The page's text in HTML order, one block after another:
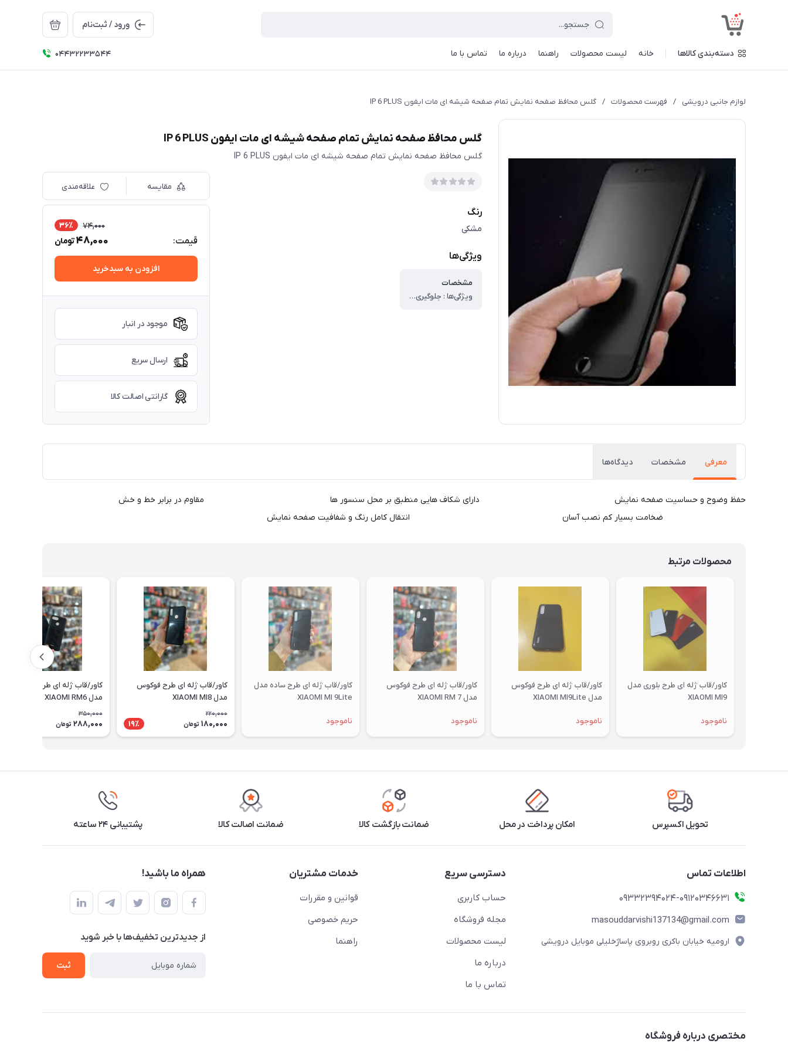
ورود / ثبت‌نام
دسته‌بندی کالاها خانه لیست محصولات راهنما درباره ما تماس با ما 04432233544
لوازم جانبی درویشی / فهرست محصولات / گلس محافظ صفحه نمایش تمام صفحه شیشه ای مات ایفون IP 6 PLUS
گلس محافظ صفحه نمایش تمام صفحه شیشه ای مات ایفون IP 6 PLUS
گلس محافظ صفحه نمایش تمام صفحه شیشه ای مات ایفون IP 6 PLUS
رنگ
مشکی
ویژگی‌ها
مشخصات
ویژگی‌ها : جلوگیری از ایجاد خط و خش ، قابلیت‌های مقاومتی : مقاوم در برابر ضربه ، مشخصات دیگر : ، -عدم جذب اثر انگشت -تاچ روان ، (بدون تاثیر گذاری بر حساسیت تاچ) - دارای وضوح و شفافیت بالا - حفظ کیفیت تصاویر - ساخته شده از شیشه تمپرد شده -قابلیت نظافت راحت (با یک دستمال به راحتی پاک میشود) - مقاوم در برابر قطرات آب و عرق دست - دارای درجه سختی ۹H - دارای حاشیه های رنگی - تمامی قسمت های صفحه را پوشش میدهد -فول چسب ( تمامی قسمت های صفحه دارای چسب می باشد) ، ضخامت : ۰.۲ ، دارای محافظ برای قسمت : جلو (صفحه نمایش)
مقایسه علاقه‌مندی
قیمت:
74,000 36٪
48,000تومان
افزودن به سبدخرید
موجود در انبار
ارسال سریع
گارانتی اصالت کالا
معرفی مشخصات دیدگاه‌ها
حفظ وضوح و حساسیت صفحه نمایش دارای شکاف هایی منطبق بر محل سنسور ها مقاوم در برابر خط و خش
ضخامت بسیار کم نصب آسان انتقال کامل رنگ و شفافیت صفحه نمایش
محصولات مرتبط
کاور/قاب ژله ای طرح بلوری مدل
XIAOMI MI9
ناموجود
کاور/قاب ژله ای طرح فوکوس
مدل XIAOMI MI9Lite
ناموجود
کاور/قاب ژله ای طرح فوکوس
مدل XIAOMI RM 7
ناموجود
کاور/قاب ژله ای طرح ساده مدل
XIAOMI MI 9Lite
ناموجود
کاور/قاب ژله ای طرح فوکوس
مدل XIAOMI MI8
220,000
180,000 تومان 19٪
کاور/قاب ژله ای طرح فوکوس
مدل XIAOMI RM6
350,000
288,000 تومان
تحویل اکسپرس امکان پرداخت در محل ضمانت بازگشت کالا ضمانت اصالت کالا پشتیبانی ۲۴ ساعته
اطلاعات تماس
09332394024-09120346631
masouddarvishi137134@gmail.com
ارومیه خیابان باکری روبروی پاساژخلیلی موبایل درویشی
دسترسی سریع
حساب کاربری
مجله فروشگاه
لیست محصولات
درباره ما
تماس با ما
خدمات مشتریان
قوانین و مقررات
حریم خصوصی
راهنما
همراه ما باشید!
از جدید‌ترین تخفیف‌ها با‌ خبر شوید
ثبت
مختصری درباره فروشگاه